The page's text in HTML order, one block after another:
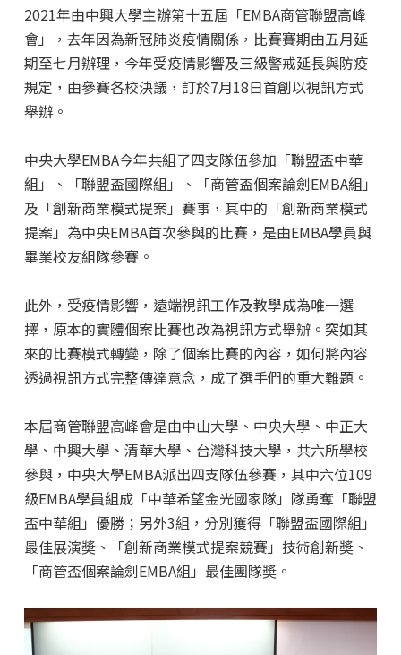
2021年由中興大學主辦第十五屆「EMBA商管聯盟高峰
會」，去年因為新冠肺炎疫情關係，比賽賽期由五月延
期至七月辦理，今年受疫情影響及三級警戒延長與防疫
規定，由參賽各校決議，訂於7月18日首創以視訊方式
舉辦。
中央大學EMBA今年共組了四支隊伍參加「聯盟盃中華
組」、「聯盟盃國際組」、「商管盃個案論劍EMBA組」
及「創新商業模式提案」賽事，其中的「創新商業模式
提案」為中央EMBA首次參與的比賽，是由EMBA學員與
畢業校友組隊參賽。
此外，受疫情影響，遠端視訊工作及教學成為唯一選
擇，原本的實體個案比賽也改為視訊方式舉辦。突如其
來的比賽模式轉變，除了個案比賽的內容，如何將內容
透過視訊方式完整傳達意念，成了選手們的重大難題。
本屆商管聯盟高峰會是由中山大學、中央大學、中正大
學、中興大學、清華大學、台灣科技大學，共六所學校
參與，中央大學EMBA派出四支隊伍參賽，其中六位109
級EMBA學員組成「中華希望金光國家隊」隊勇奪「聯盟
盃中華組」優勝；另外3組，分別獲得「聯盟盃國際組」
最佳展演奬、「創新商業模式提案競賽」技術創新奬、
「商管盃個案論劍EMBA組」最佳團隊奬。